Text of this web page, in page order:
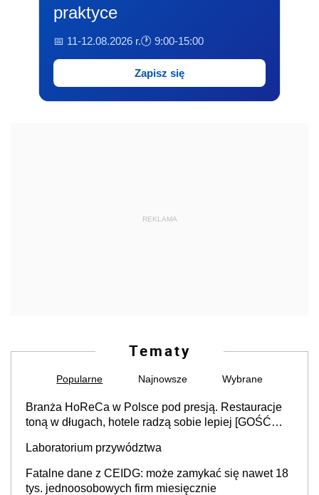
praktyce
📅 11-12.08.2026 r.🕐 9:00-15:00
Zapisz się
REKLAMA
Tematy
Popularne Najnowsze Wybrane
Branża HoReCa w Polsce pod presją. Restauracje
toną w długach, hotele radzą sobie lepiej [GOŚĆ
Laboratorium przywództwa
Fatalne dane z CEIDG: może zamykać się nawet 18
tys. jednoosobowych firm miesięcznie